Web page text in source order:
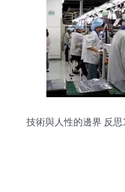
技術與人性的邊界 反